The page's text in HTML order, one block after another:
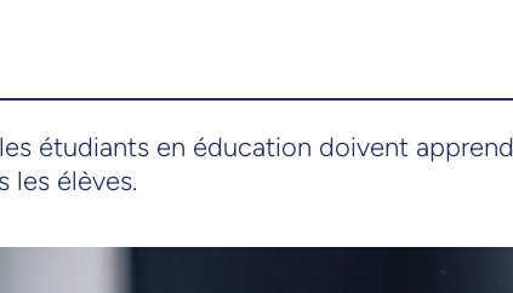
étudiants en éducation doivent
les élèves.